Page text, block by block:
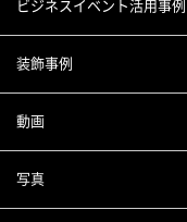
ビジネスイベント活用事例
装飾事例
動画
写真